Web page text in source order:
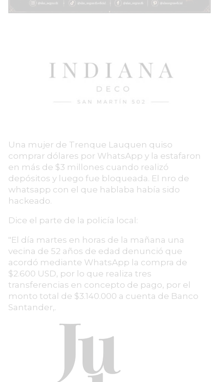
Una mujer de Trenque Lauquen quiso
comprar dólares por WhatsApp y la estafaron
en más de $3 millones cuando realizó
depósitos y luego fue bloqueada. El nro de
whatsapp con el que hablaba había sido
hackeado.
Dice el parte de la policía local:
"El día martes en horas de la mañana una
vecina de 52 años de edad denunció que
acordó mediante WhatsApp la compra de
$2.600 USD, por lo que realiza tres
transferencias en concepto de pago, por el
monto total de $3.140.000 a cuenta de Banco
Santander,.